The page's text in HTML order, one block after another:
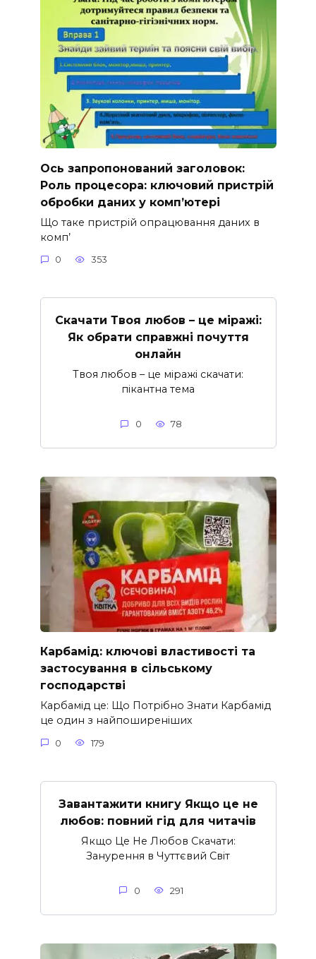
Ось запропонований заголовок:
Роль процесора: ключовий пристрій
обробки даних у комп’ютері
Що таке пристрій опрацювання даних в
комп’
0 353
Скачати Твоя любов – це міражі:
Як обрати справжні почуття
онлайн
Твоя любов – це міражі скачати:
пікантна тема
0 78
Карбамід: ключові властивості та
застосування в сільському
господарстві
Карбамід це: Що Потрібно Знати Карбамід
це один з найпоширеніших
0 179
Завантажити книгу Якщо це не
любов: повний гід для читачів
Якщо Це Не Любов Скачати:
Занурення в Чуттєвий Світ
0 291